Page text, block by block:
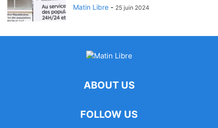
Matin Libre - 25 juin 2024
ABOUT US
FOLLOW US